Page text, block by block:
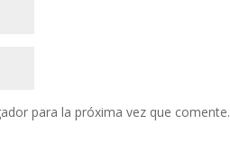
para la próxima vez que comente.